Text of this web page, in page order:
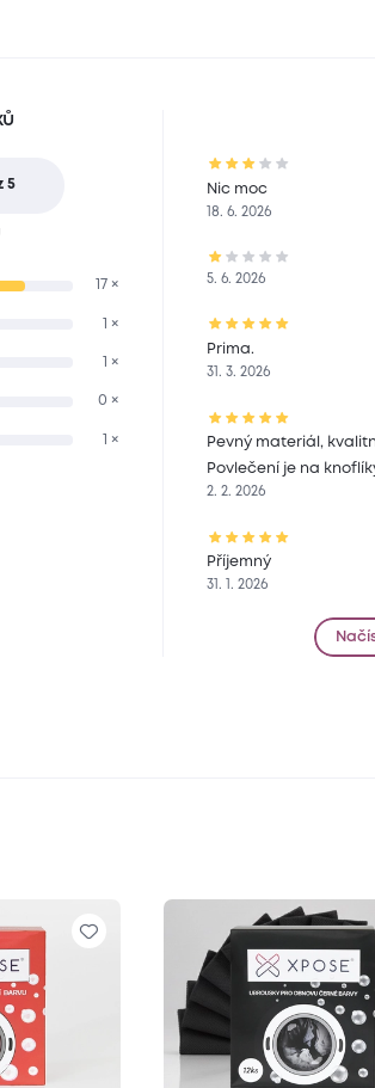
5
17 ×
1 ×
1 ×
0 ×
1 ×
Nic moc
18. 6. 2026
5. 6. 2026
Prima.
31. 3. 2026
Pevný materiál,
Povlečení je na
2. 2. 2026
Příjemný
31. 1. 2026